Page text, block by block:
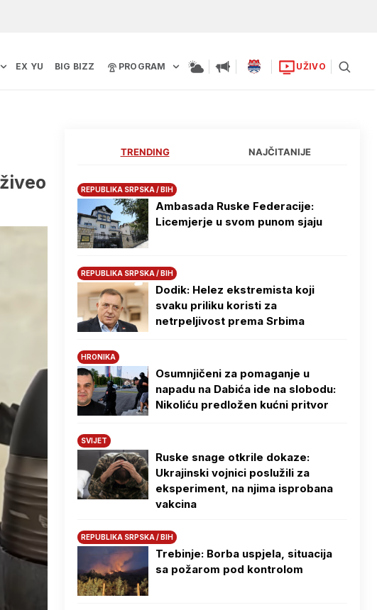
EX YU BIG BIZZ PROGRAM UŽIVO
TRENDING NAJČITANIJE
REPUBLIKA SRPSKA / BIH
Ambasada Ruske Federacije:
Licemjerje u svom punom sjaju
REPUBLIKA SRPSKA / BIH
Dodik: Helez ekstremista koji
svaku priliku koristi za
netrpeljivost prema Srbima
HRONIKA
Osumnjičeni za pomaganje u
napadu na Dabića ide na slobodu:
Nikoliću predložen kućni pritvor
SVIJET
Ruske snage otkrile dokaze:
Ukrajinski vojnici poslužili za
eksperiment, na njima isprobana
vakcina
REPUBLIKA SRPSKA / BIH
Trebinje: Borba uspjela, situacija
sa požarom pod kontrolom